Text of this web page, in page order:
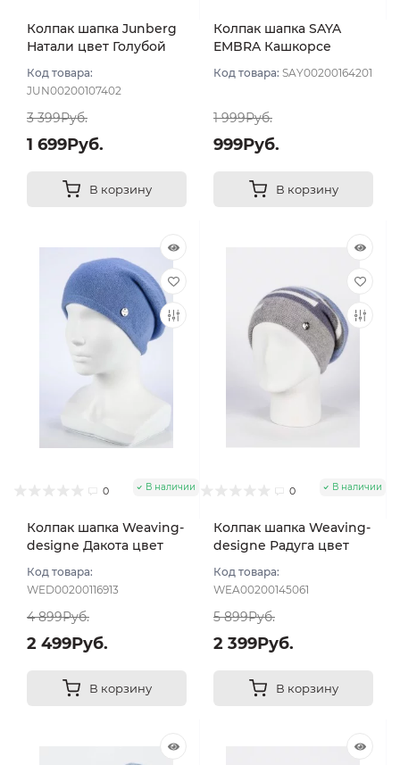
Колпак шапка Junberg
Натали цвет Голубой
Код товара:
JUN00200107402
3 399Руб.
1 699Руб.
В корзину
Колпак шапка SAYA
EMBRA Кашкорсе
голубой
Код товара: SAY00200164201
1 999Руб.
999Руб.
В корзину
0 В наличии
Колпак шапка Weaving-
designe Дакота цвет
Код товара:
WED00200116913
4 899Руб.
2 499Руб.
В корзину
0 В наличии
Колпак шапка Weaving-
designe Радуга цвет
Код товара:
WEA00200145061
5 899Руб.
2 399Руб.
В корзину